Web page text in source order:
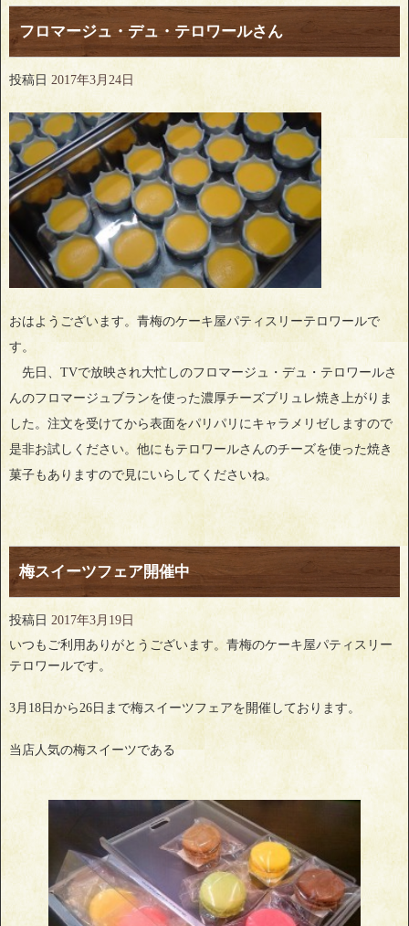
フロマージュ・デュ・テロワールさん
投稿日 2017年3月24日
おはようございます。青梅のケーキ屋パティスリーテロワールで
す。
先日、TVで放映され大忙しのフロマージュ・デュ・テロワールさ
んのフロマージュブランを使った濃厚チーズブリュレ焼き上がりま
した。注文を受けてから表面をパリパリにキャラメリゼしますので
是非お試しください。他にもテロワールさんのチーズを使った焼き
菓子もありますので見にいらしてくださいね。
梅スイーツフェア開催中
投稿日 2017年3月19日
いつもご利用ありがとうございます。青梅のケーキ屋パティスリー
テロワールです。
3月18日から26日まで梅スイーツフェアを開催しております。
当店人気の梅スイーツである